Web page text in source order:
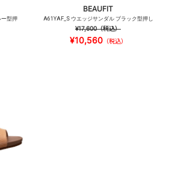
ー型押
BEAUFIT
A61YAF_S ウエッジサンダル ブラック型押し
¥17,600（税込）
¥10,560（税込）